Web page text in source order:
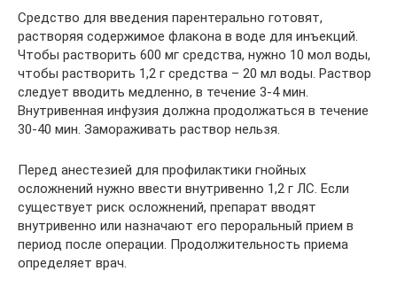
Средство для введения парентерально готовят,
растворяя содержимое флакона в воде для инъекций.
Чтобы растворить 600 мг средства, нужно 10 мол воды,
чтобы растворить 1,2 г средства – 20 мл воды. Раствор
следует вводить медленно, в течение 3-4 мин.
Внутривенная инфузия должна продолжаться в течение
30-40 мин. Замораживать раствор нельзя.
Перед анестезией для профилактики гнойных
осложнений нужно ввести внутривенно 1,2 г ЛС. Если
существует риск осложнений, препарат вводят
внутривенно или назначают его пероральный прием в
период после операции. Продолжительность приема
определяет врач.